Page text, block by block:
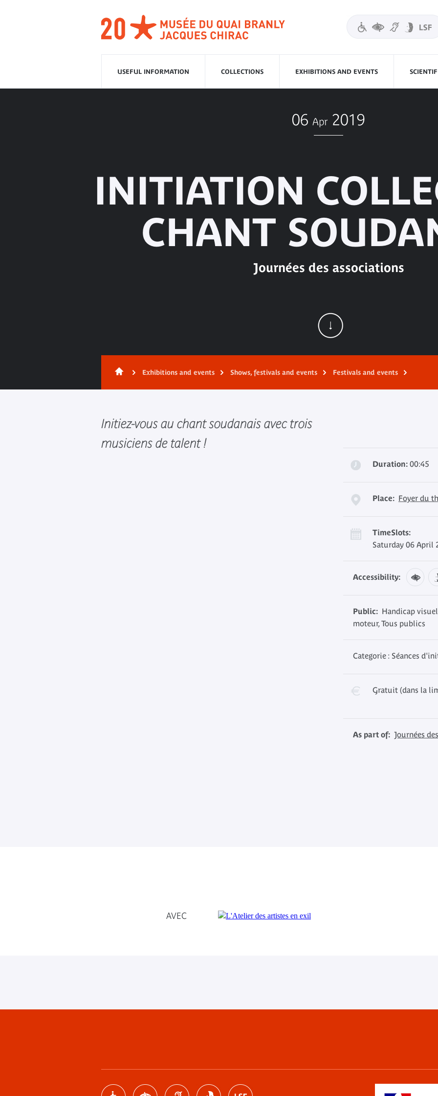
USEFUL INFORMATION COLLECTIONS EXHIBITIONS AND EVENTS
06 Apr 2019
INITIATION
CHANT
Journées des associations
Exhibitions and events Shows, festivals and events Festivals and events
Initiez-vous au chant soudanais avec trois
musiciens de talent !
Duration: 00:45
Place: Foyer du
TimeSlots:
Saturday 06 April
Accessibility:
Public: Handicap
moteur, Tous publics
Categorie : Séances
Gratuit (dans la
As part of: Journées
AVEC
menu